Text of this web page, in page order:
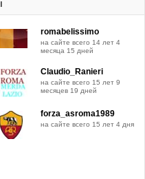
romabelissimo
на сайте всего 14 лет 4
месяца 15 дней
Claudio_Ranieri
на сайте всего 15 лет 9
месяцев 19 дней
forza_asroma1989
на сайте всего 15 лет 4 дня